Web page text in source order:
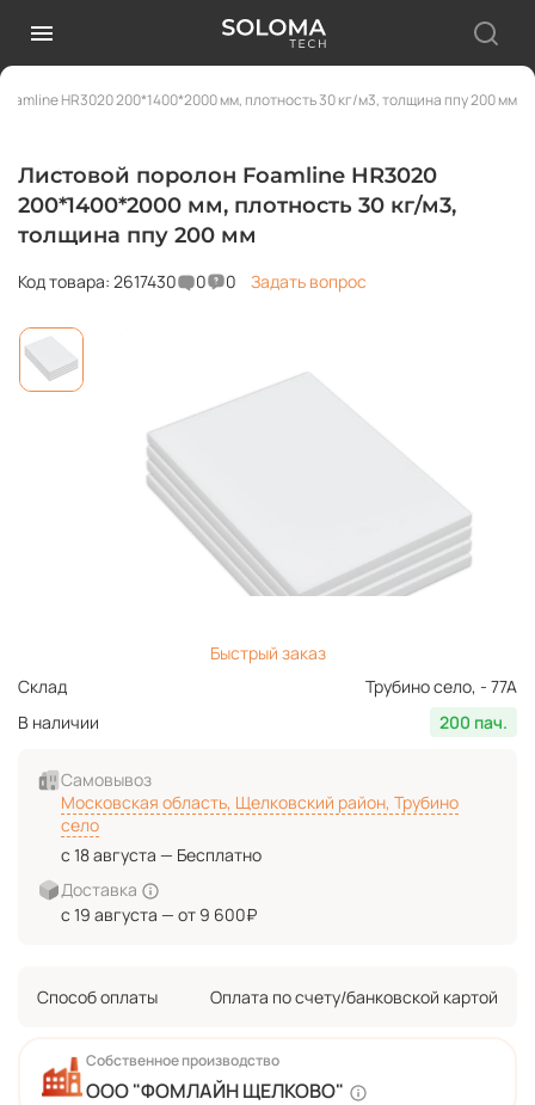
HR3020 200*1400*2000 мм, плотность 30 кг/м3, толщина ппу 200 мм
Листовой поролон Foamline HR3020
200*1400*2000 мм, плотность 30 кг/м3,
толщина ппу 200 мм
Код товара: 2617430 0 0 Задать вопрос
Собственное производство
ООО "ФОМЛАЙН ЩЕЛКОВО"
Быстрый заказ
Склад
Трубино село, - 77А
В наличии
200 пач.
Самовывоз
Московская область, Щелковский район, Трубино
село
с 18 августа — Бесплатно
Доставка
с 19 августа — от 9 600₽
Способ оплаты Оплата по счету/банковской картой